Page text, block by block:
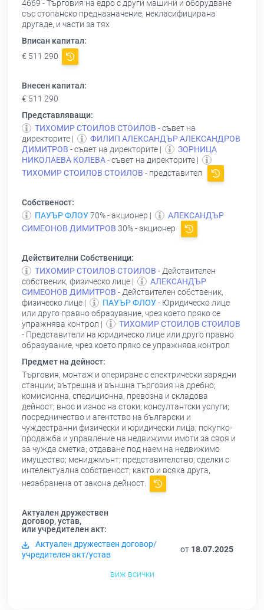
4669 - Търговия на едро с други машини и оборудване
със стопанско предназначение, некласифицирана
другаде, и части за тях
Вписан капитал:
€ 511 290
Внесен капитал:
€ 511 290
Представляващи:
ТИХОМИР СТОИЛОВ СТОИЛОВ - съвет на
директорите |
ФИЛИП АЛЕКСАНДЪР АЛЕКСАНДРОВ
ДИМИТРОВ - съвет на директорите |
ЗОРНИЦА
НИКОЛАЕВА КОЛЕВА- съвет на директорите |
ТИХОМИР СТОИЛОВ СТОИЛОВ - представител
Собственост:
ПАУЪР ФЛОУ70% - акционер |
АЛЕКСАНДЪР
СИМЕОНОВ ДИМИТРОВ 30% - акционер
Действителни Собственици:
ТИХОМИР СТОИЛОВ СТОИЛОВ - Действителен
собственик, физическо лице |
АЛЕКСАНДЪР
СИМЕОНОВ ДИМИТРОВ - Действителен собственик,
физическо лице |
ПАУЪР ФЛОУ- Юридическо лице
или друго правно образувание, чрез което пряко се
упражнява контрол |
ТИХОМИР СТОИЛОВ СТОИЛОВ
- Представители на юридическо лице или друго правно
образувание, чрез което пряко се упражнява контрол
Предмет на дейност:
Търговия, монтаж и опериране с електрически зарядни
станции; вътрешна и външна търговия на дребно;
комисионна, спедиционна, превозна и складова
дейност; внос и износ на стоки; консултантски услуги;
посредничество и агентство на български и
чуждестранни физически и юридически лица; покупко-
продажба и управление на недвижими имоти за своя и
за чужда сметка; отдаване под наем на недвижимо
имущество; мениджмънт; представителство; сделки с
интелектуална собственост; както и всяка друга,
незабранена от закона дейност.
Актуален дружествен
договор, устав,
или учредителен акт:
Актуален дружествен договор/
учредителен акт/устав
от 18.07.2025
виж всички